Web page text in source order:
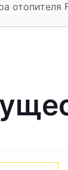
отопителя